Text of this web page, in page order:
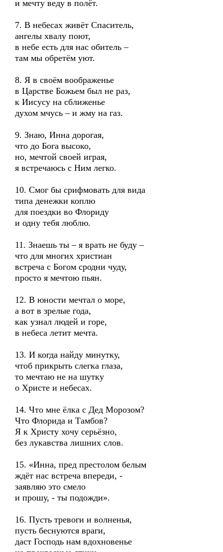
и мечту веду в полёт.
7. В небесах живёт Спаситель,
ангелы хвалу поют,
в небе есть для нас обитель –
там мы обретём уют.
8. Я в своём воображенье
в Царстве Божьем был не раз,
к Иисусу на сближенье
духом мчусь – и жму на газ.
9. Знаю, Инна дорогая,
что до Бога высоко,
но, мечтой своей играя,
я встречаюсь с Ним легко.
10. Смог бы срифмовать для вида
типа денежки коплю
для поездки во Флориду
и одну тебя люблю.
11. Знаешь ты – я врать не буду –
что для многих христиан
встреча с Богом сродни чуду,
просто я мечтою пьян.
12. В юности мечтал о море,
а вот в зрелые года,
как узнал людей и горе,
в небеса летит мечта.
13. И когда найду минутку,
чтоб прикрыть слегка глаза,
то мечтаю не на шутку
о Христе и небесах.
14. Что мне ёлка с Дед Морозом?
Что Флорида и Тамбов?
Я к Христу хочу серьёзно,
без лукавства лишних слов.
15. «Инна, пред престолом белым
ждёт нас встреча впереди, -
заявляю это смело
и прошу, - ты подожди».
16. Пусть тревоги и волненья,
пусть беснуются враги,
даст Господь нам вдохновенье